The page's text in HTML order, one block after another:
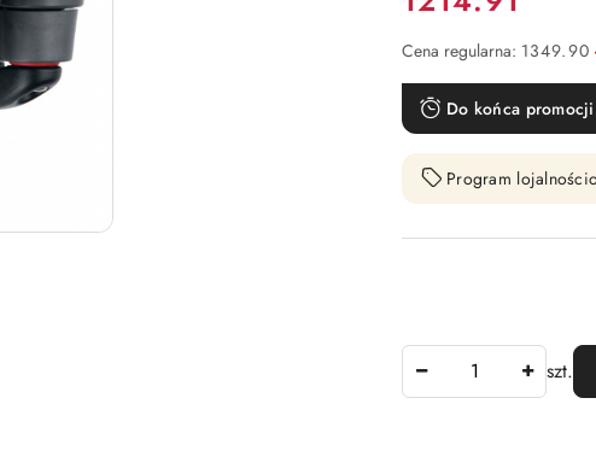
Cena regularna: 1349.90
Do końca promocji
Program
szt.